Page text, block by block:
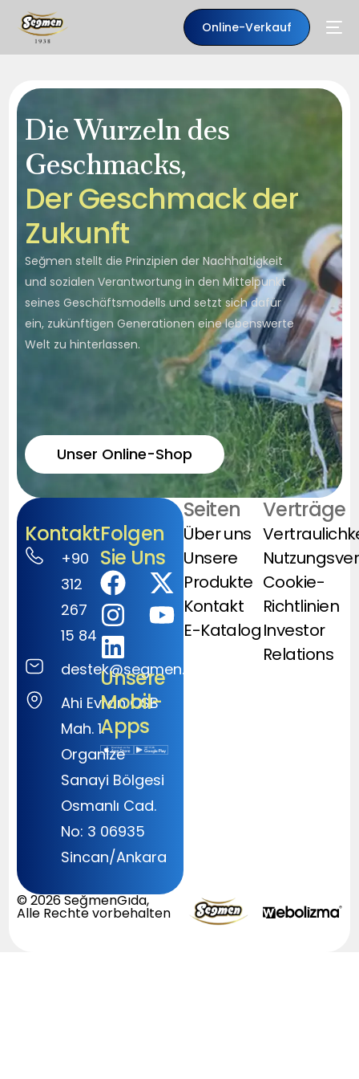
Online-Verkauf
Die Wurzeln des
Geschmacks,
DerGeschmackder
Zukunft
Seğmen stellt die Prinzipien der Nachhaltigkeit
und sozialen Verantwortung in den Mittelpunkt
seines Geschäftsmodells und setzt sich dafür
ein, zukünftigen Generationen eine lebenswerte
Welt zu hinterlassen.
Unser Online-Shop
Kontakt
+90
312
267
15 84
destek@segmen.com.tr
Ahi Evran OSB
Mah. 1.
Organize
Sanayi Bölgesi
Osmanlı Cad.
No: 3 06935
Sincan/Ankara
Folgen
Sie Uns
Unsere
Mobil-
Apps
Seiten
Über uns
Unsere
Produkte
Kontakt
E-Katalog
Verträge
Cookie-
Richtlinien
Investor
Relations
© 2026 SeğmenGıda,
Alle Rechte vorbehalten
DE